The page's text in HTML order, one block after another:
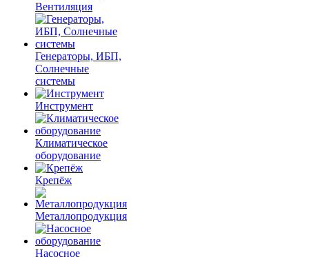
Вентиляция
Генераторы, ИБП,
Солнечные
системы
Инструмент
Климатическое
оборудование
Крепёж
Металлопродукция
Насосное